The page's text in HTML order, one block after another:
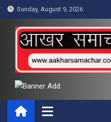
Skip
to
content
Sunday, August 9, 2026
आखर समाचार